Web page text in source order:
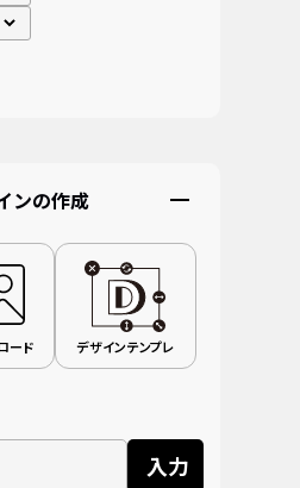
ンの作成
ード デザインテンプレ
入力